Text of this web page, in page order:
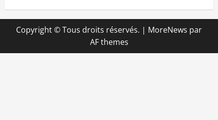
Copyright © Tous droits réservés. | MoreNews par
AF themes